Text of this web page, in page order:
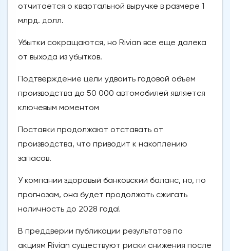
отчитается о квартальной выручке в размере 1
млрд. долл.
Убытки сокращаются, но Rivian все еще далека
от выхода из убытков.
Подтверждение цели удвоить годовой объем
производства до 50 000 автомобилей является
ключевым моментом
Поставки продолжают отставать от
производства, что приводит к накоплению
запасов.
У компании здоровый банковский баланс, но, по
прогнозам, она будет продолжать сжигать
наличность до 2028 года!
В преддверии публикации результатов по
акциям Rivian существуют риски снижения после